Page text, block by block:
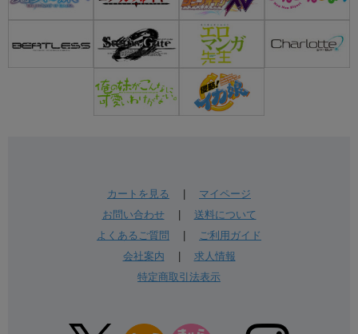
カートを見る
マイページ
お問い合わせ| 送料について
よくあるご質問
ご利用ガイド
会社案内
求人情報
特定商取引法表示